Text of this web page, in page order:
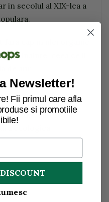
in secolul al XIX-lea a
inainte, ceea ce ii
sare, fum.
ecologica.
Newsletter!
Fii primul care afla
si promotiile